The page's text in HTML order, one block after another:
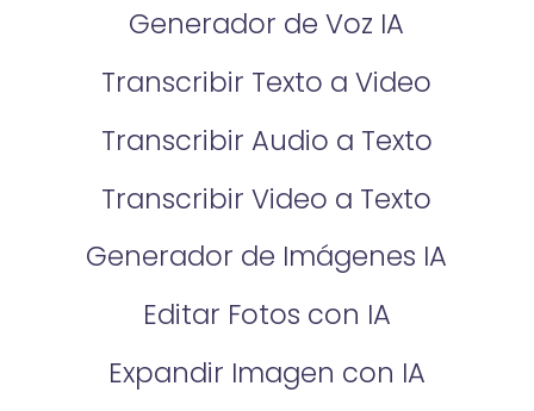
Generador de Voz IA
Transcribir Texto a Video
Transcribir Audio a Texto
Transcribir Video a Texto
Generador de Imágenes IA
Editar Fotos con IA
Expandir Imagen con IA